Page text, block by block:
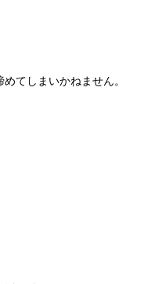
てしまいかねません。